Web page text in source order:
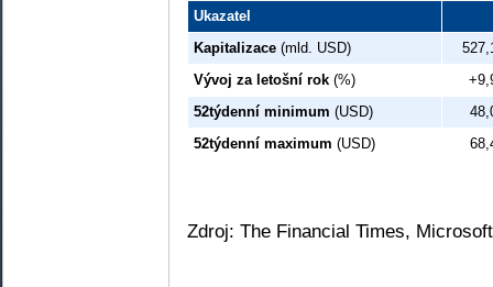
Ukazatel
Kapitalizace (mld. USD)
Vývoj za letošní rok (%)
52týdenní minimum (USD)
52týdenní maximum (USD)
Zdroj: The Financial Times,